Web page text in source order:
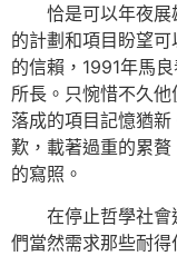
恰是可以年夜
的計劃和項目盼望
的信賴，1991年馬
所長。只惋惜不久
落成的項目記憶猶
歎，載著過重的累
的寫照。
在停止哲學社
們當然需求那些耐